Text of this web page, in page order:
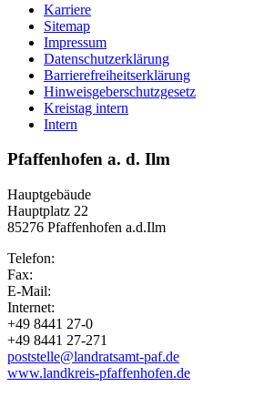
Karriere
Sitemap
Impressum
Datenschutzerklärung
Barrierefreiheitserklärung
Hinweisgeberschutzgesetz
Kreistag intern
Intern
Pfaffenhofen a. d. Ilm
Hauptgebäude
Hauptplatz 22
85276 Pfaffenhofen a.d.Ilm
Telefon:
Fax:
E-Mail:
Internet:
+49 8441 27-0
+49 8441 27-271
poststelle@landratsamt-paf.de
www.landkreis-pfaffenhofen.de